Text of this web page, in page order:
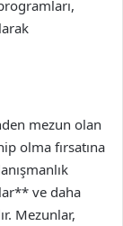
mezun olan
olma fırsatına
ve daha
Mezunlar,